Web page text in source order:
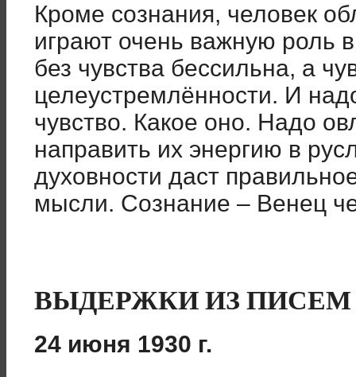
Кроме сознания, человек
играют очень важную роль
без чувства бессильна, а
целеустремлённости. И
чувство. Какое оно. Надо
направить их энергию в
духовности даст
мысли. Сознание – Венец
ВЫДЕРЖКИ ИЗ ПИСЕМ
24 июня 1930 г.